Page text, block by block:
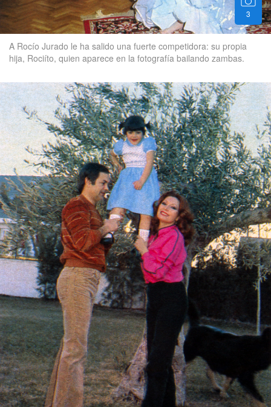
3
A Rocío Jurado le ha salido una fuerte competidora: su propia
hija, Rociíto, quien aparece en la fotografía bailando zambas.